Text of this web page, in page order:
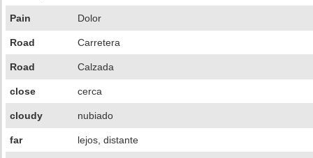
Pain Dolor
Road Carretera
Road Calzada
close cerca
cloudy nubiado
far lejos, distante